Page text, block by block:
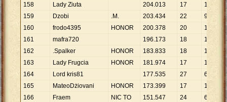
158
Lady Ziuta 204.013 17 12
159
Dzobi .M. 203.434 22 9
160
frodo4395 HONOR 200.378 20 10
161
mafra720 196.173 18 10 .
162
.Spalker HONOR 183.833 18 10
163
Lady Frugcia HONOR 181.974 17 10 704
164
Lord kris81 177.535 27 6
575
165
MateoDżiovani HONOR 173.399 17 10
166
Fraem NIC TO 151.547 24 6
314